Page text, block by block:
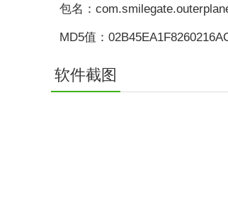
包名：
MD5值：
软件截图